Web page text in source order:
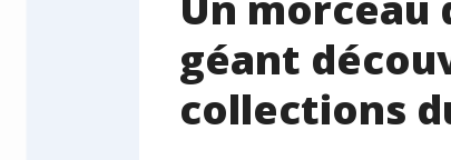
géant
collections